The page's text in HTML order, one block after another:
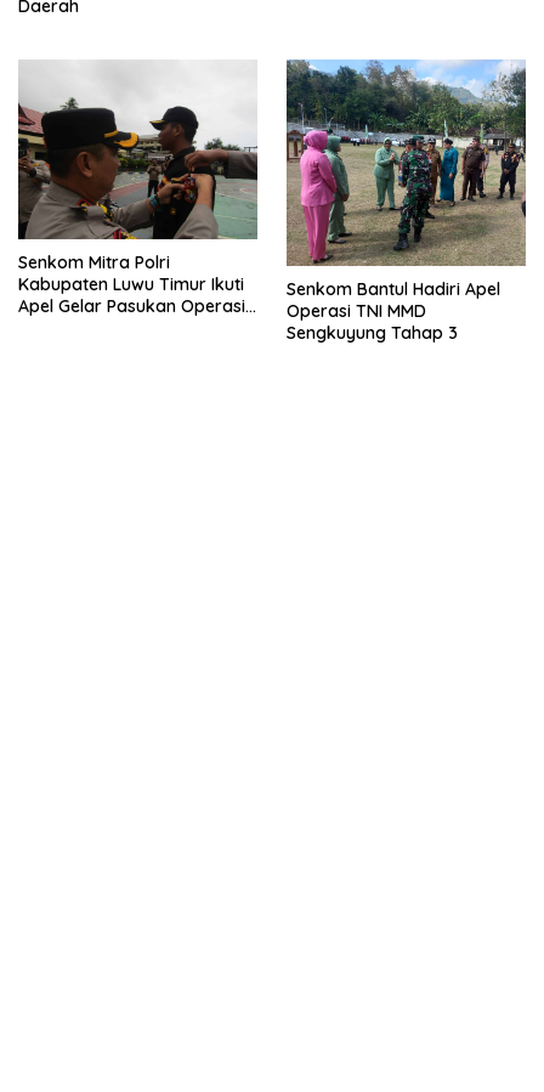
Daerah
Senkom Mitra Polri
Kabupaten Luwu Timur Ikuti
Apel Gelar Pasukan Operasi
Senkom Bantul Hadiri Apel
Operasi TNI MMD
Sengkuyung Tahap 3